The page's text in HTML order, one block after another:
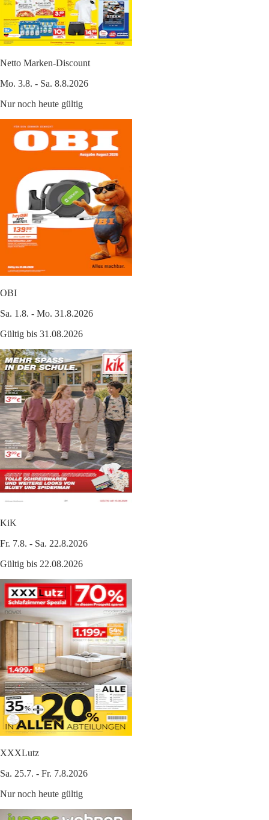
Netto Marken-Discount
Mo. 3.8. - Sa. 8.8.2026
Nur noch heute gültig
OBI
Sa. 1.8. - Mo. 31.8.2026
Gültig bis 31.08.2026
KiK
Fr. 7.8. - Sa. 22.8.2026
Gültig bis 22.08.2026
XXXLutz
Sa. 25.7. - Fr. 7.8.2026
Nur noch heute gültig